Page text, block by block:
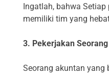
Ingatlah, bahwa
memiliki tim yang
3. Pekerjakan
Seorang akuntan yang